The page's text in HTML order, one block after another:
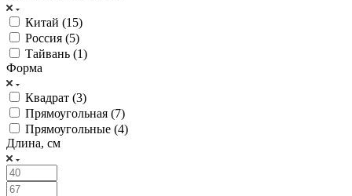
Китай (15)
Россия (5)
Тайвань (1)
Форма
Квадрат (3)
Прямоугольная (7)
Прямоугольные (4)
Длина, см